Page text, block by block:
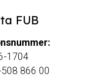
FUB
1704
508 866 00